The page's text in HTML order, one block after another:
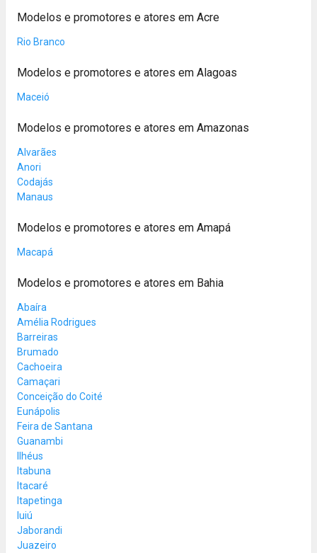
Modelos e promotores e atores em Acre
Rio Branco
Modelos e promotores e atores em Alagoas
Maceió
Modelos e promotores e atores em Amazonas
Alvarães
Anori
Codajás
Manaus
Modelos e promotores e atores em Amapá
Macapá
Modelos e promotores e atores em Bahia
Abaíra
Amélia Rodrigues
Barreiras
Brumado
Cachoeira
Camaçari
Conceição do Coité
Eunápolis
Feira de Santana
Guanambi
Ilhéus
Itabuna
Itacaré
Itapetinga
Iuiú
Jaborandi
Juazeiro